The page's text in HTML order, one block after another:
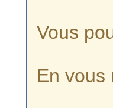
Vous
En vous